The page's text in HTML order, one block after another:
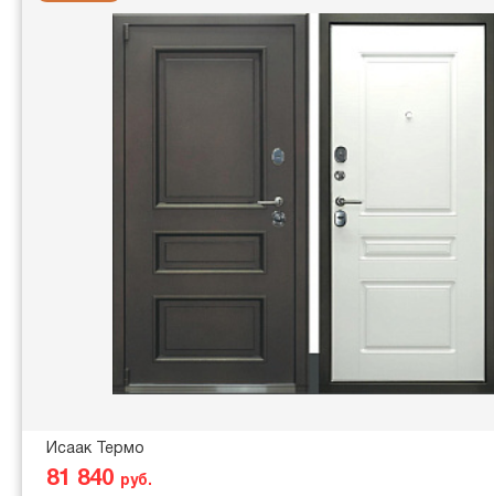
Исаак Термо
81 840 руб.